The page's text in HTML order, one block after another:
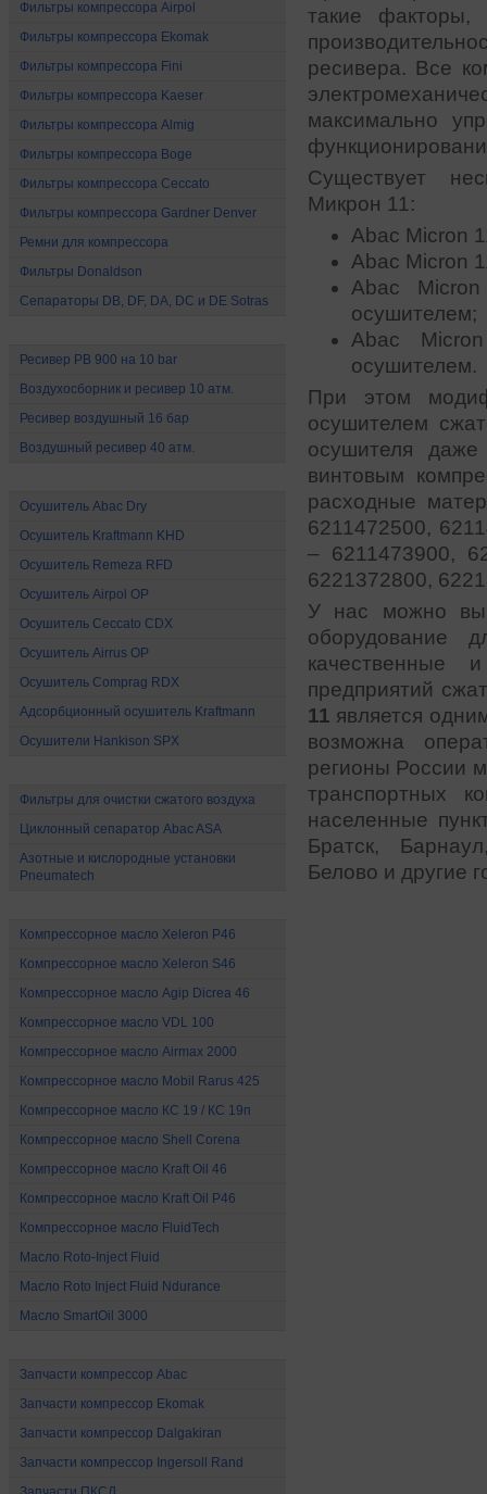
Фильтры компрессора Airpol
Фильтры компрессора Ekomak
Фильтры компрессора Fini
Фильтры компрессора Kaeser
Фильтры компрессора Almig
Фильтры компрессора Boge
Фильтры компрессора Ceccato
Фильтры компрессора Gardner Denver
Ремни для компрессора
Фильтры Donaldson
Сепараторы DB, DF, DA, DC и DE Sotras
Ресивер РВ 900 на 10 bar
Воздухосборник и ресивер 10 атм.
Ресивер воздушный 16 бар
Воздушный ресивер 40 атм.
Осушитель Abac Dry
Осушитель Kraftmann KHD
Осушитель Remeza RFD
Осушитель Airpol OP
Осушитель Ceccato CDX
Осушитель Airrus OP
Осушитель Comprag RDX
Адсорбционный осушитель Kraftmann
Осушители Hankison SPX
Фильтры для очистки сжатого воздуха
Циклонный сепаратор Abac ASA
Азотные и кислородные установки
Pneumatech
Компрессорное масло Xeleron P46
Компрессорное масло Xeleron S46
Компрессорное масло Agip Dicrea 46
Компрессорное масло VDL 100
Компрессорное масло Airmax 2000
Компрессорное масло Mobil Rarus 425
Компрессорное масло КС 19 / КС 19п
Компрессорное масло Shell Corena
Компрессорное масло Kraft Oil 46
Компрессорное масло Kraft Oil P46
Компрессорное масло FluidTech
Mасло Roto-Inject Fluid
Mасло Roto Inject Fluid Ndurance
Масло SmartOil 3000
Запчасти компрессор Abac
Запчасти компрессор Ekomak
Запчасти компрессор Dalgakiran
Запчасти компрессор Ingersoll Rand
такие факторы,
ресивера. Все
максимально
Существует
Микрон 11:
Abac Micron
Abac Micron
Abac
осушителем;
Abac
осушителем.
При этом
осушителем
осушителя
винтовым
расходные
6211472500,
– 6211473900,
6221372800,
У нас можно
оборудование
качественные
предприятий
11 является
возможна
регионы России
транспортных
населенные
Братск,
Белово и другие